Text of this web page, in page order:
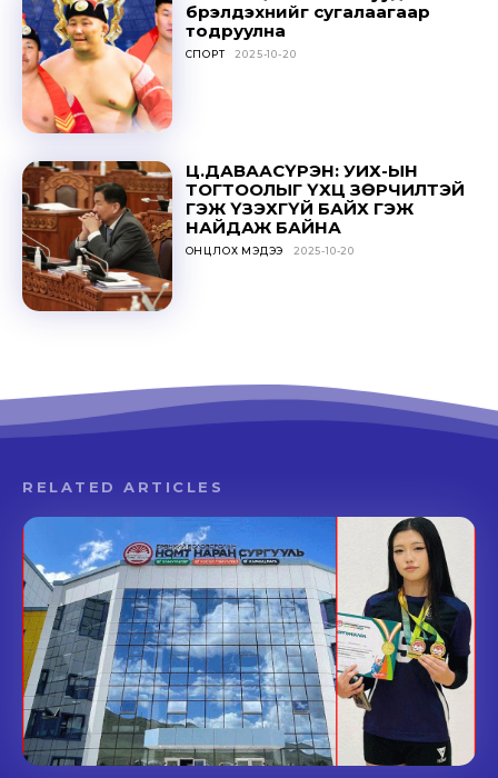
бүрэлдэхүүнийг сугалаагаар
тодруулна
СПОРТ 2025-10-20
Ц.ДАВААСҮРЭН: УИХ-ЫН
ТОГТООЛЫГ ҮХЦ ЗӨРЧИЛТЭЙ
ГЭЖ ҮЗЭХГҮЙ БАЙХ ГЭЖ
НАЙДАЖ БАЙНА
ОНЦЛОХ МЭДЭЭ 2025-10-20
RELATED ARTICLES